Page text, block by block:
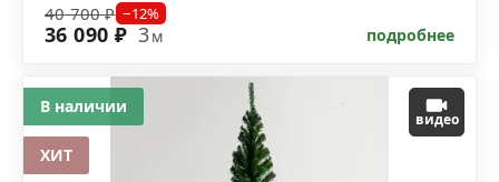
40 700 ₽ −12%
36 090 ₽ 3м подробнее
видео
В наличии
ХИТ